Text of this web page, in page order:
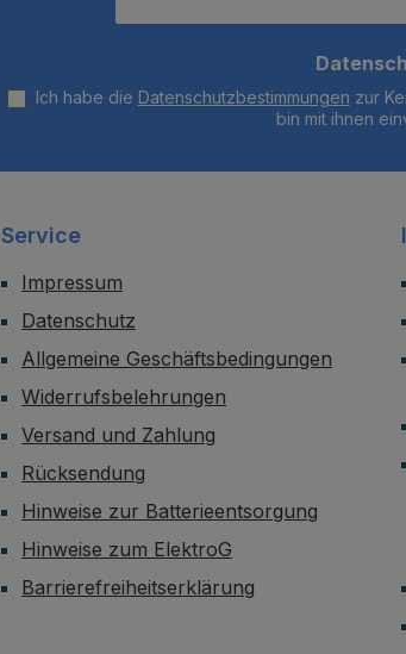
Ich habe die Datenschutzbestimmungen zur
bin mit ihnen
Service
Impressum
Datenschutz
Allgemeine Geschäftsbedingungen
Widerrufsbelehrungen
Versand und Zahlung
Rücksendung
Hinweise zur Batterieentsorgung
Hinweise zum ElektroG
Barrierefreiheitserklärung